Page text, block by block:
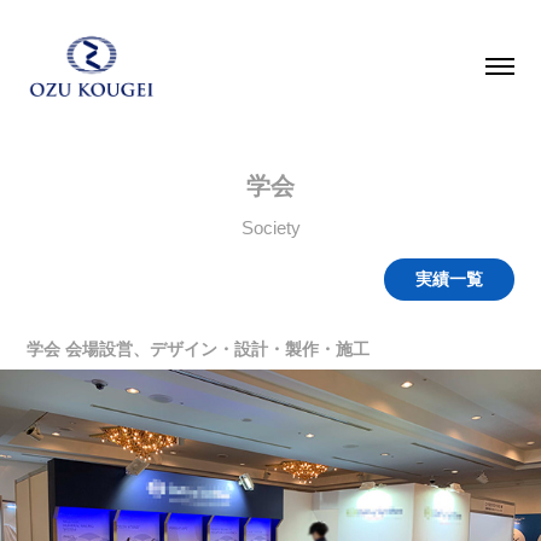
学会
Society
実績一覧
学会 会場設営、デザイン・設計・製作・施工